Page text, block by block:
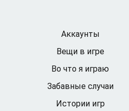
Аккаунты
Вещи в игре
Во что я играю
Забавные случаи
Истории игр